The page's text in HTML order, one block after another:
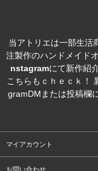
当アトリエは一部生活
注製作のハンドメイド
nstagramにて新作紹
こちらもｃｈｅｃｋ！
gramDMまたは投稿欄
マイアカウント
お問い合わせ